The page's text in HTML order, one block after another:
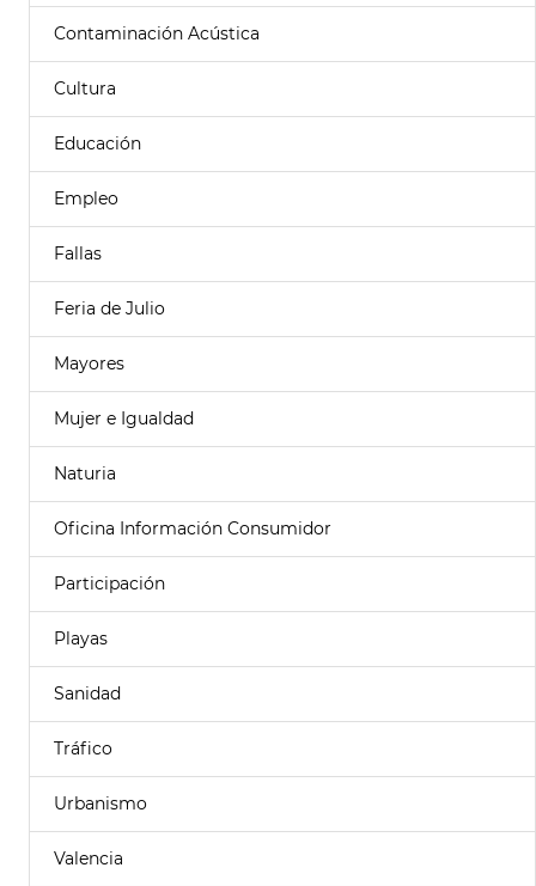
Contaminación Acústica
Cultura
Educación
Empleo
Fallas
Feria de Julio
Mayores
Mujer e Igualdad
Naturia
Oficina Información Consumidor
Participación
Playas
Sanidad
Tráfico
Urbanismo
Valencia